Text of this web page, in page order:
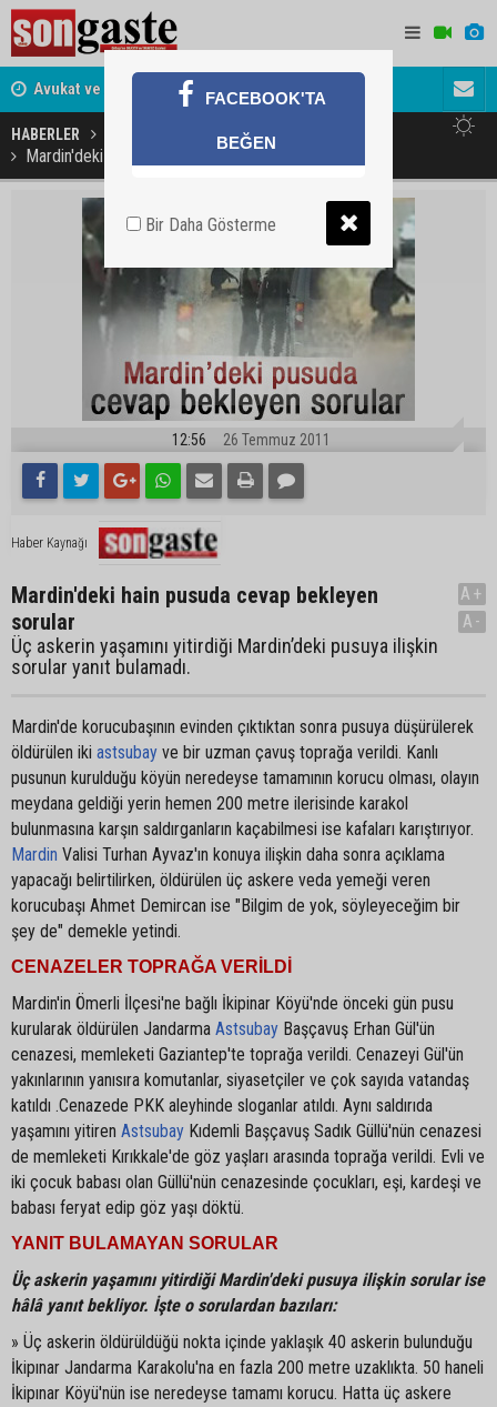
Avukat ve Arabulucu Rüstem Yiğit Ahizer'e ziyaretçi
Nazım Sağlam geri adım atmadı
Murat
HABERLER
Mardin'deki hain pusuda cevap bekleyen sorular
12:56 26 Temmuz 2011
Haber Kaynağı
Mardin'deki hain pusuda cevap bekleyen
sorular
Üç askerin yaşamını yitirdiği Mardin’deki pusuya ilişkin
sorular yanıt bulamadı.
A+
A-
Mardin'de korucubaşının evinden çıktıktan sonra pusuya düşürülerek
öldürülen iki astsubay ve bir uzman çavuş toprağa verildi. Kanlı
pusunun kurulduğu köyün neredeyse tamamının korucu olması, olayın
meydana geldiği yerin hemen 200 metre ilerisinde karakol
bulunmasına karşın saldırganların kaçabilmesi ise kafaları karıştırıyor.
Mardin Valisi Turhan Ayvaz'ın konuya ilişkin daha sonra açıklama
yapacağı belirtilirken, öldürülen üç askere veda yemeği veren
korucubaşı Ahmet Demircan ise "Bilgim de yok, söyleyeceğim bir
şey de" demekle yetindi.
CENAZELER TOPRAĞA VERİLDİ
Mardin'in Ömerli İlçesi'ne bağlı İkipinar Köyü'nde önceki gün pusu
kurularak öldürülen Jandarma Astsubay Başçavuş Erhan Gül'ün
cenazesi, memleketi Gaziantep'te toprağa verildi. Cenazeyi Gül'ün
yakınlarının yanısıra komutanlar, siyasetçiler ve çok sayıda vatandaş
katıldı .Cenazede PKK aleyhinde sloganlar atıldı. Aynı saldırıda
yaşamını yitiren Astsubay Kıdemli Başçavuş Sadık Güllü'nün cenazesi
de memleketi Kırıkkale'de göz yaşları arasında toprağa verildi. Evli ve
iki çocuk babası olan Güllü'nün cenazesinde çocukları, eşi, kardeşi ve
babası feryat edip göz yaşı döktü.
YANIT BULAMAYAN SORULAR
Üç askerin yaşamını yitirdiği Mardin'deki pusuya ilişkin sorular ise
hâlâ yanıt bekliyor. İşte o sorulardan bazıları:
» Üç askerin öldürüldüğü nokta içinde yaklaşık 40 askerin bulunduğu
İkipınar Jandarma Karakolu'na en fazla 200 metre uzaklıkta. 50 haneli
İkipınar Köyü'nün ise neredeyse tamamı korucu. Hatta üç askere
FACEBOOK'TA
BEĞEN
Bir Daha Gösterme